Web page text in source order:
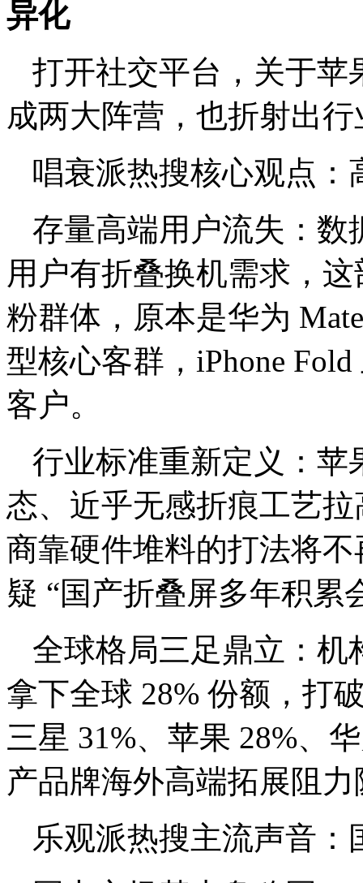
异化
打开社交平台，关于苹
成两大阵营，也折射出
唱衰派热搜核心观点：
存量高端用户流失：数
用户有折叠换机需求，
粉群体，原本是华为
型核心客群，iPhone
客户。
行业标准重新定义：苹
态、近乎无感折痕工艺
商靠硬件堆料的打法将
疑 “国产折叠屏多年积累
全球格局三足鼎立：机
拿下全球 28% 份额，打
三星 31%、苹果 28%、
产品牌海外高端拓展阻
乐观派热搜主流声音